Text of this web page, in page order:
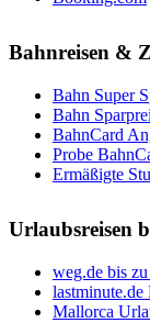
Bahnreisen &
Bahn Super
Bahn
BahnCard
Probe
Ermäßigte
Urlaubsreisen
weg.de bis
lastminute.de
Mallorca